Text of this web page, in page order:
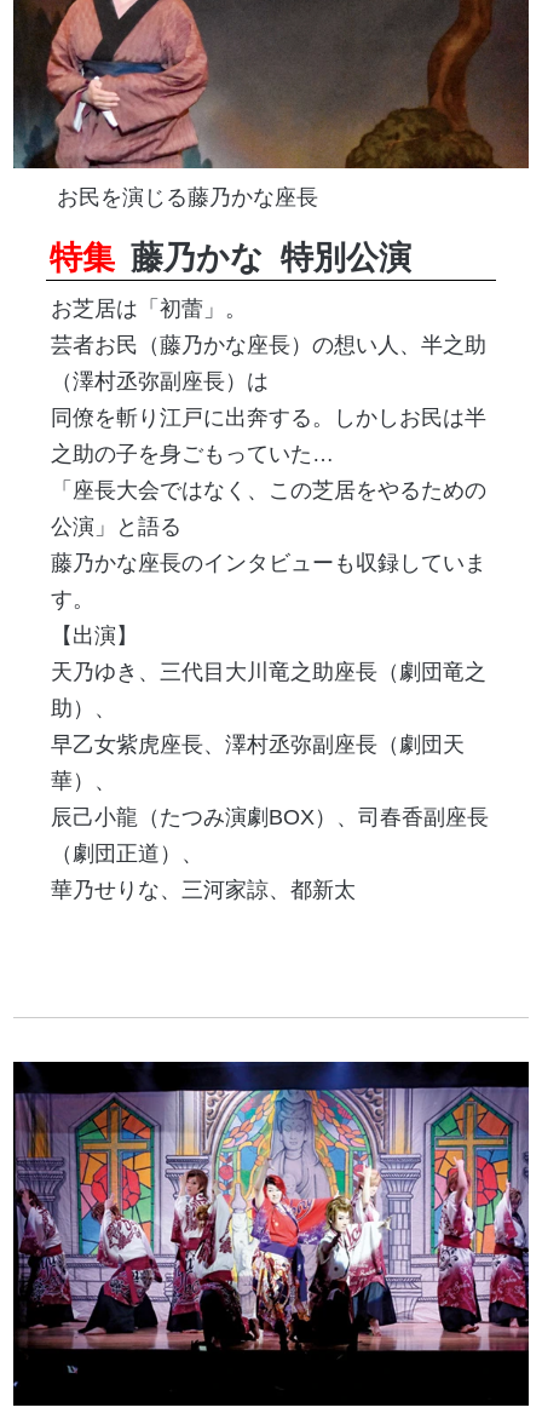
お民を演じる藤乃かな座長
特集 藤乃かな 特別公演
お芝居は「初蕾」。
芸者お民（藤乃かな座長）の想い人、半之助
（澤村丞弥副座長）は
同僚を斬り江戸に出奔する。しかしお民は半
之助の子を身ごもっていた…
「座長大会ではなく、この芝居をやるための
公演」と語る
藤乃かな座長のインタビューも収録していま
す。
【出演】
天乃ゆき、三代目大川竜之助座長（劇団竜之
助）、
早乙女紫虎座長、澤村丞弥副座長（劇団天
華）、
辰己小龍（たつみ演劇BOX）、司春香副座長
（劇団正道）、
華乃せりな、三河家諒、都新太